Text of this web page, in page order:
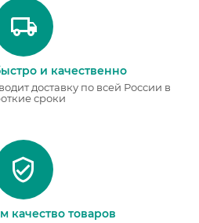
и качественно
доставку по всей России в
сроки
качество товаров